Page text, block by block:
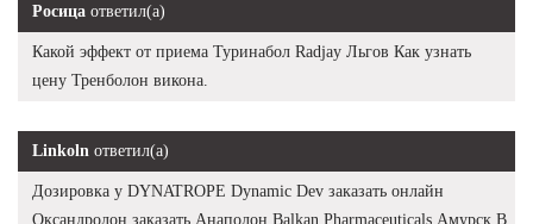
Росица ответил(а)
Какой эффект от приема Туринабол Radjay Льгов Как узнать
цену Тренболон викона.
Linkoln ответил(а)
Дозировка у DYNATROPE Dynamic Dev заказать онлайн
Оксандролон заказать Анаполон Balkan Pharmaceuticals Амурск В